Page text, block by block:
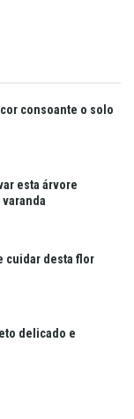
consoante o solo
esta árvore
cuidar desta flor
delicado e